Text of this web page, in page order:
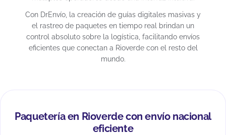
Con DrEnvío, la creación de guías digitales masivas y
el rastreo de paquetes en tiempo real brindan un
control absoluto sobre la logística, facilitando envíos
eficientes que conectan a Rioverde con el resto del
mundo.
Paquetería en Rioverde con envío nacional
eficiente